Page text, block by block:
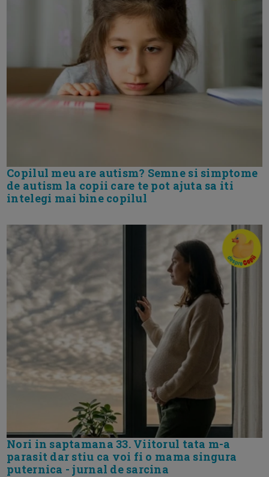
Copilul meu are autism? Semne si simptome
de autism la copii care te pot ajuta sa iti
intelegi mai bine copilul
Nori in saptamana 33. Viitorul tata m-a
parasit dar stiu ca voi fi o mama singura
puternica - jurnal de sarcina